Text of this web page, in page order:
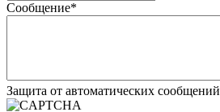
Сообщение*
Защита от автоматических сообщений